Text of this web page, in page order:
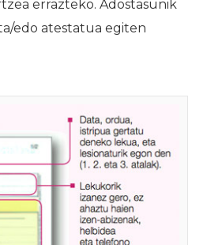
errazteko. Adostasunik
edo atestatua egiten